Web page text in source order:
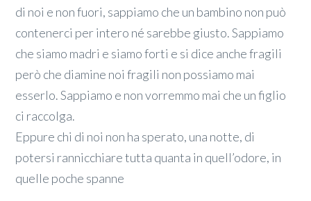
di noi e non fuori, sappiamo che un bambino non può
contenerci per intero né sarebbe giusto. Sappiamo
che siamo madri e siamo forti e si dice anche fragili
però che diamine noi fragili non possiamo mai
esserlo. Sappiamo e non vorremmo mai che un figlio
ci raccolga.
Eppure chi di noi non ha sperato, una notte, di
potersi rannicchiare tutta quanta in quell’odore, in
quelle poche spanne